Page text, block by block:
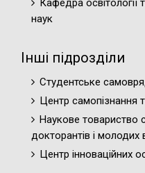
Кафедра освітології
наук
Інші підрозділи
Студентське
Центр самопізнання
Наукове товариство
докторантів і молодих
Центр інноваційних